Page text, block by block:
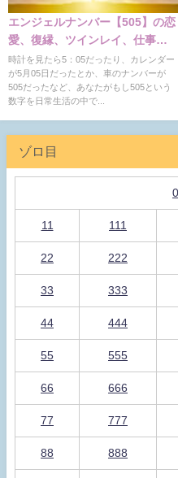
エンジェルナンバー【505】の恋
愛、復縁、ツインレイ、仕事な
どの意味！
時計を見たら5：05だったり、カレンダー
が5月05日だったとか、車のナンバーが
505だったなど、あなたがもし505という
数字を日常生活の中で...
ゾロ目
11 111
22 222
33 333
44 444
55 555
66 666
77 777
88 888